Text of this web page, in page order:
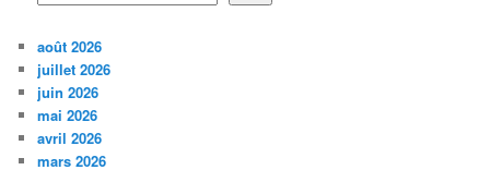
août 2026
juillet 2026
juin 2026
mai 2026
avril 2026
mars 2026